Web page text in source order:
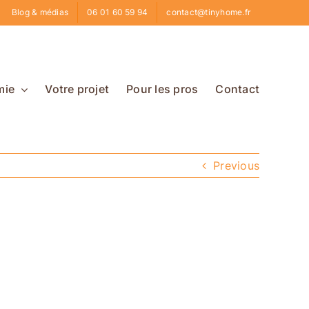
Blog & médias 06 01 60 59 94 contact@tinyhome.fr
Votre projet Pour les pros Contact
Previous